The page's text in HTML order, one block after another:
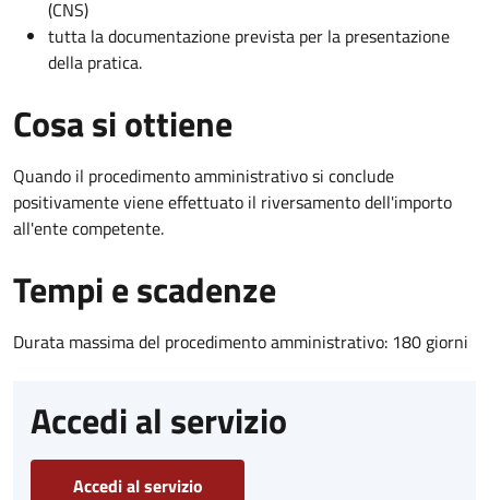
(CNS)
tutta la documentazione prevista per la presentazione
della pratica.
Cosa si ottiene
Quando il procedimento amministrativo si conclude
positivamente viene effettuato il riversamento dell'importo
all'ente competente.
Tempi e scadenze
Durata massima del procedimento amministrativo: 180 giorni
Accedi al servizio
Accedi al servizio